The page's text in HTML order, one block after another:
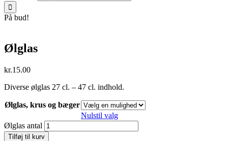
På bud!
Ølglas
kr.15.00
Diverse ølglas 27 cl. – 47 cl. indhold.
Ølglas, krus og bæger
Nulstil valg
Ølglas antal
Tilføj til kurv